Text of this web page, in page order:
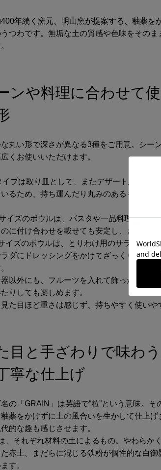
年続く窯元、明山窯が提案する、釉薬を
うつわです。無垢な土の質感や色味をその
ンや料理に合わせて
丸い形で深さが異なる3種をご用意。シー
くお使いいただけます。
イプは取り皿として、またデザート皿とし
いるため、持ち運んだり丸みのあるものを
イズのボウルは、パスタや一品料理を盛り
に付け合わせを載せても安定し、きれい
イズのボウルは、とりわけ用のサラダや汁
ダにドレッシングをかけてざっくり和える
以外にも、フルーツを入れて飾ったり、イ
りしても楽しめます。
た目ほど重さは感じず、持ちやすく使いや
目と手ざわりで味わ
寧な仕上げ
の「GRAIN」は英語で“粒”という意味。
薬をかけずに土の風合いを生かして仕上
的な趣も感じさせます。
、それぞれ材料の土によるもの。やわらか
赤土、まだらに混じる鉄粉が個性的な白
す。